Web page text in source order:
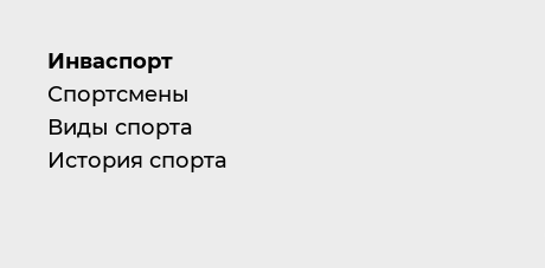
Инваспорт
Спортсмены
Виды спорта
История спорта